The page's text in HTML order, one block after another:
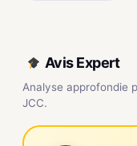
Avis Expert
Analyse approfondie
JCC.